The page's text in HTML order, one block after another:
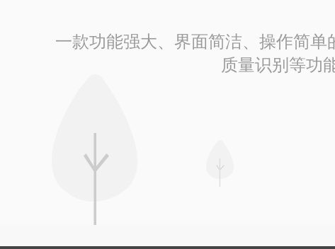
一款功能强大、界面简洁、操作简单
质量识别等功